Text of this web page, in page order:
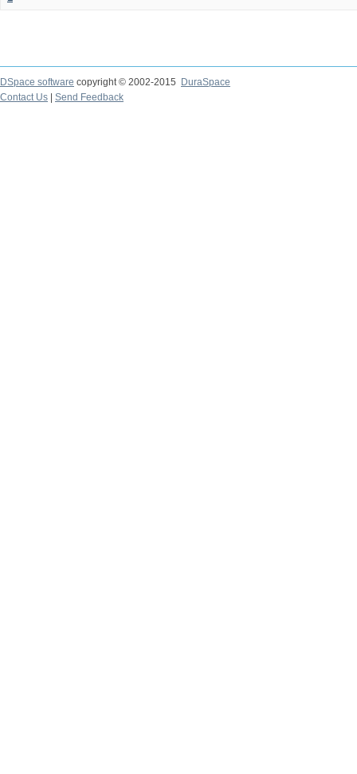
DSpace software copyright © 2002-2015
DuraSpace
Contact Us
Send Feedback